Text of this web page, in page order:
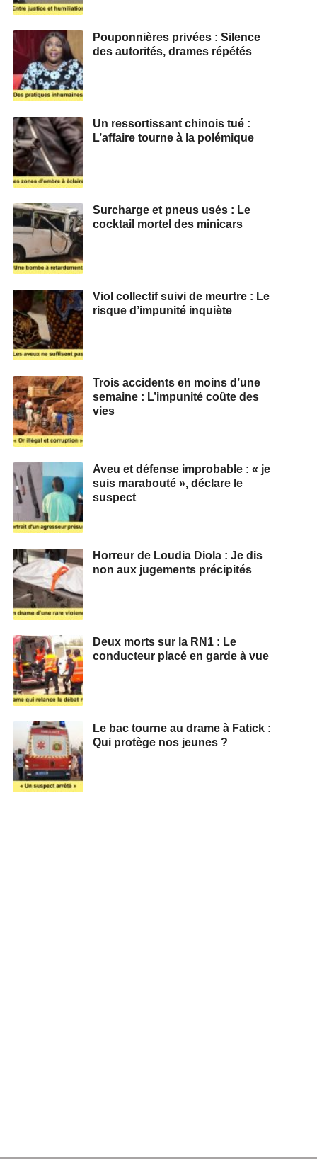
Pouponnières privées : Silence
des autorités, drames répétés
Un ressortissant chinois tué :
L’affaire tourne à la polémique
Surcharge et pneus usés : Le
cocktail mortel des minicars
Viol collectif suivi de meurtre : Le
risque d’impunité inquiète
Trois accidents en moins d’une
semaine : L’impunité coûte des
vies
Aveu et défense improbable : « je
suis marabouté », déclare le
suspect
Horreur de Loudia Diola : Je dis
non aux jugements précipités
Deux morts sur la RN1 : Le
conducteur placé en garde à vue
Le bac tourne au drame à Fatick :
Qui protège nos jeunes ?